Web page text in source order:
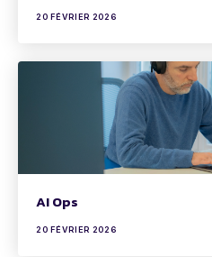
20 FÉVRIER 2026
AI Ops
20 FÉVRIER 2026